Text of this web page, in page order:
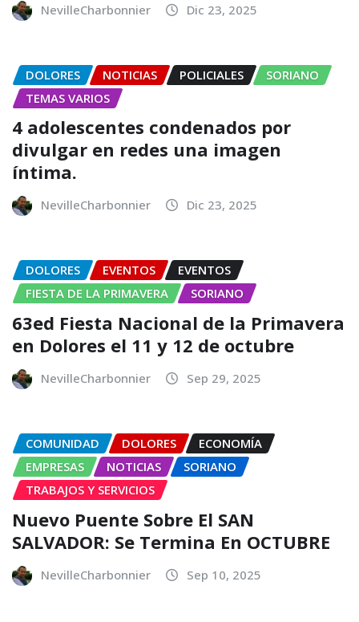
NevilleCharbonnier Dic 23, 2025
DOLORES NOTICIAS POLICIALES
SORIANO
TEMAS VARIOS
4 adolescentes condenados por
divulgar en redes una imagen
íntima.
NevilleCharbonnier Dic 23, 2025
DOLORES EVENTOS
EVENTOS
FIESTA DE LA PRIMAVERA
SORIANO
63ed Fiesta Nacional de la Primavera
en Dolores el 11 y 12 de octubre
NevilleCharbonnier Sep 29, 2025
COMUNIDAD DOLORES
ECONOMÍA
EMPRESAS
NOTICIAS
SORIANO
TRABAJOS Y SERVICIOS
Nuevo Puente Sobre El SAN
SALVADOR: Se Termina En OCTUBRE
NevilleCharbonnier Sep 10, 2025